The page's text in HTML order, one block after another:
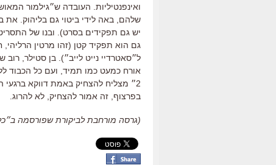
ואינפנטיליות. העובדה ש״גילמור
שלהם, באה לידי ביטוי גם בליהוק. את
יש גם תפקידים בסרט). ובנו של
גם הוא תפקיד קטן (זהו מרטין הרליהי,
ל״סאטרדיי נייט לייב״). בן סטילר, רוב
אורח כמעט כמו תמיד, ועם כל הכבוד
2״ מצליח להצחיק באמת דווקא ברגעי
בפרצוף, זה אמור להצחיק, לא להרוג.
(גרסה מורחבת לביקורת שפורסמה